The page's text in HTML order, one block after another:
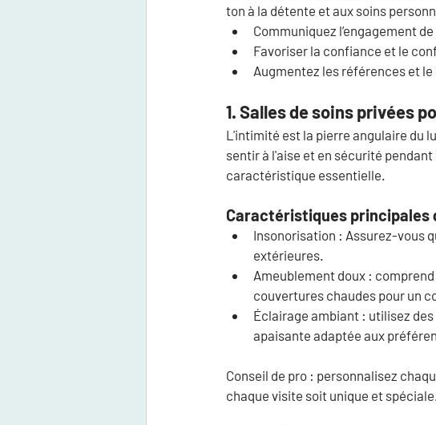
ton à la détente et aux soins
Communiquez l’engagement
Favoriser la confiance et le
Augmentez les références et
1. Salles de soins privées
L'intimité est la pierre angulaire du
sentir à l'aise et en sécurité
caractéristique essentielle.
Caractéristiques principales
Insonorisation : Assurez-vous
extérieures.
Ameublement doux :
couvertures chaudes pour un
Éclairage ambiant : utilisez
apaisante adaptée aux
Conseil de pro : personnalisez
chaque visite soit unique et